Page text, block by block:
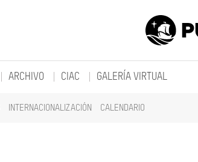
INTERNACIONALIZACIÓN CALENDARIO
ARCHIVO CIAC GALERÍA VIRTUAL